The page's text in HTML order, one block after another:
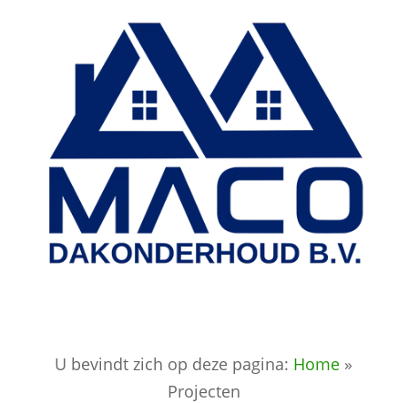
U bevindt zich op deze pagina: Home »
Projecten